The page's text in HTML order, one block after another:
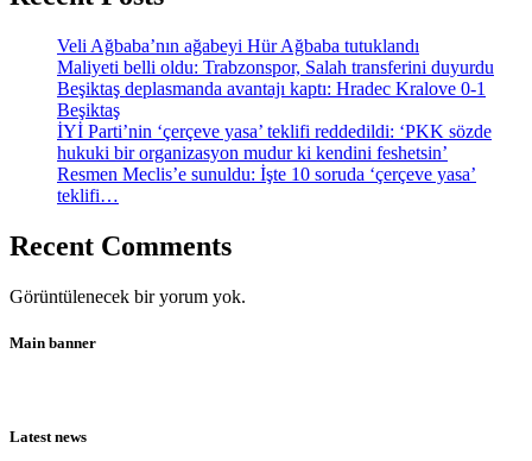
Veli Ağbaba’nın ağabeyi Hür Ağbaba tutuklandı
Maliyeti belli oldu: Trabzonspor, Salah transferini duyurdu
Beşiktaş deplasmanda avantajı kaptı: Hradec Kralove 0-1
Beşiktaş
İYİ Parti’nin ‘çerçeve yasa’ teklifi reddedildi: ‘PKK sözde
hukuki bir organizasyon mudur ki kendini feshetsin’
Resmen Meclis’e sunuldu: İşte 10 soruda ‘çerçeve yasa’
teklifi…
Recent Comments
Görüntülenecek bir yorum yok.
Main banner
Latest news